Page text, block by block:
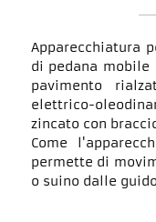
Apparecchiatura
di pedana
pavimento
elettrico-
zincato con
Come
permette di
o suino dalle